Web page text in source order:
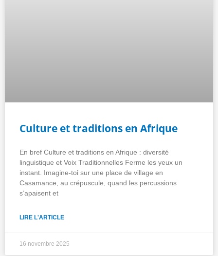
Culture et traditions en Afrique
En bref Culture et traditions en Afrique : diversité
linguistique et Voix Traditionnelles Ferme les yeux un
instant. Imagine-toi sur une place de village en
Casamance, au crépuscule, quand les percussions
s’apaisent et
LIRE L'ARTICLE
16 novembre 2025